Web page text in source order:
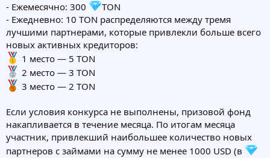
- Ежемесячно: 300
TON
- Ежедневно: 10 TON распределяются между тремя
лучшими партнерами, которые привлекли больше всего
новых активных кредиторов:
1 место — 5 TON
2 место — 3 TON
3 место — 2 TON
Если условия конкурса не выполнены, призовой фонд
накапливается в течение месяца. По итогам месяца
участник, привлекший наибольшее количество новых
партнеров с займами на сумму не менее 1000 USD (в